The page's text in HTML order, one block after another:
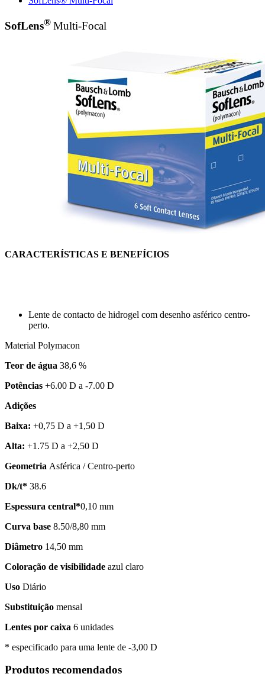
SofLens® Multi-Focal
CARACTERÍSTICAS E BENEFÍCIOS
Lente de contacto de hidrogel com desenho asférico centro-
perto.
Material Polymacon
Teor de água 38,6 %
Potências +6.00 D a -7.00 D
Adições
Baixa: +0,75 D a +1,50 D
Alta: +1.75 D a +2,50 D
Geometria Asférica / Centro-perto
Dk/t* 38.6
Espessura central*0,10 mm
Curva base 8.50/8,80 mm
Diâmetro 14,50 mm
Coloração de visibilidade azul claro
Uso Diário
Substituição mensal
Lentes por caixa 6 unidades
* especificado para uma lente de -3,00 D
Produtos recomendados